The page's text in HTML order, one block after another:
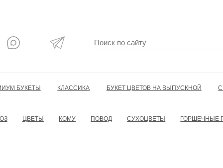
БУКЕТЫ КЛАССИКА БУКЕТ ЦВЕТОВ НА ВЫПУСКНОЙ
ЦВЕТЫ КОМУ ПОВОД СУХОЦВЕТЫ ГОРШЕЧНЫЕ